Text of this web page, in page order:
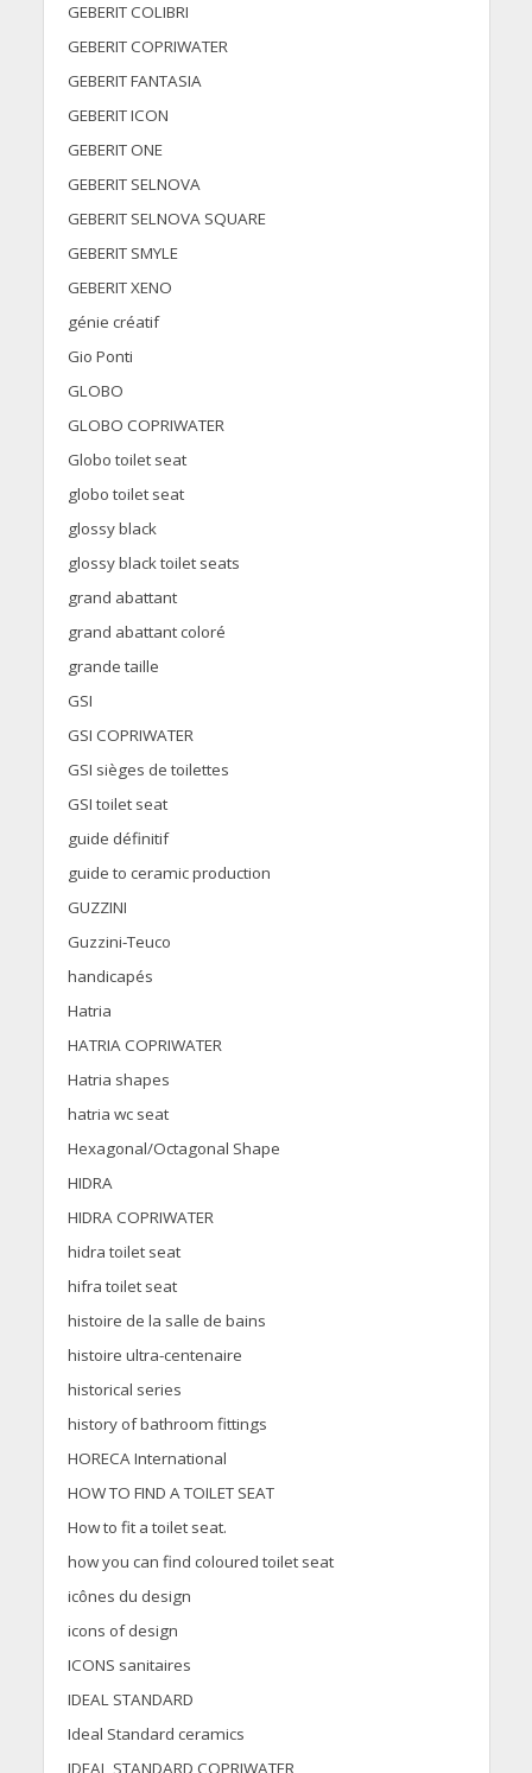
GEBERIT COLIBRI
GEBERIT COPRIWATER
GEBERIT FANTASIA
GEBERIT ICON
GEBERIT ONE
GEBERIT SELNOVA
GEBERIT SELNOVA SQUARE
GEBERIT SMYLE
GEBERIT XENO
génie créatif
Gio Ponti
GLOBO
GLOBO COPRIWATER
Globo toilet seat
globo toilet seat
glossy black
glossy black toilet seats
grand abattant
grand abattant coloré
grande taille
GSI
GSI COPRIWATER
GSI sièges de toilettes
GSI toilet seat
guide définitif
guide to ceramic production
GUZZINI
Guzzini-Teuco
handicapés
Hatria
HATRIA COPRIWATER
Hatria shapes
hatria wc seat
Hexagonal/Octagonal Shape
HIDRA
HIDRA COPRIWATER
hidra toilet seat
hifra toilet seat
histoire de la salle de bains
histoire ultra-centenaire
historical series
history of bathroom fittings
HORECA International
HOW TO FIND A TOILET SEAT
How to fit a toilet seat.
how you can find coloured toilet seat
icônes du design
icons of design
ICONS sanitaires
IDEAL STANDARD
Ideal Standard ceramics
IDEAL STANDARD COPRIWATER